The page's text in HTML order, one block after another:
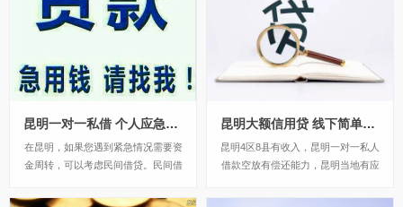
款!昆明金凯私借联系电话13669713
414，微信同号，昆明借钱应急私...
借款，昆明靠谱民间借贷短期拆借无
需任何抵押，人在昆明有份稳定工作
稳定住所的就可以...
昆明一对一私借 个人应急空放 24小时个人应急借钱
在昆明，如果您遇到紧急情况需要资
金周转，可以考虑民间借贷。民间借
比银行贷款更加快捷、方便和灵活。
昆明大额信用贷 线下简单借钱 打欠条借款 24小时下款
昆明4区8县有收入，昆明一对一私人
借款空放有偿还能力，昆明当地有应
私人借款24小时下款急用钱贷款。电